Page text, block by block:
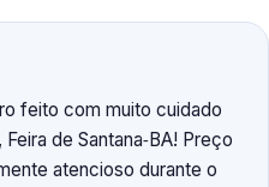
feito com muito cuidado
de Santana‑BA! Preço
atencioso durante o